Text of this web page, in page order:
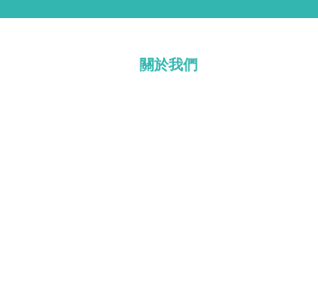
關於我們